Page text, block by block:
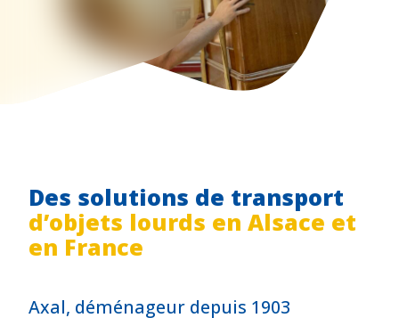
Des solutions de transport
d’objets lourds en Alsace et
en France
Axal, déménageur depuis 1903